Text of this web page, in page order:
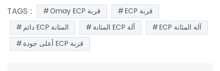
TAGS : Omay ECP قربة
ECP قربة
دائم ECP المثانة
المثانة ECP آلة
ECP آلة المثانة
أعلى جودة ECP قربة